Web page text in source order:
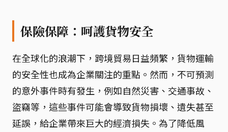
保險保障：呵護貨物安全
在全球化的浪潮下，跨境貿易日益頻繁，貨物運輸
的安全性也成為企業關注的重點。然而，不可預測
的意外事件時有發生，例如自然災害、交通事故、
盜竊等，這些事件可能會導致貨物損壞、遺失甚至
延誤，給企業帶來巨大的經濟損失。為了降低風